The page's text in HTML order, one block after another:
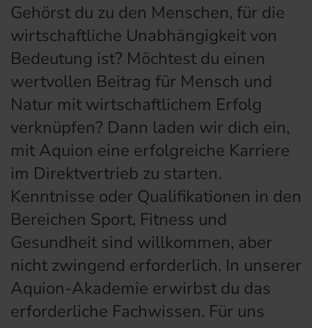
Gehörst du zu den Menschen, für die
wirtschaftliche Unabhängigkeit von
Bedeutung ist? Möchtest du einen
wertvollen Beitrag für Mensch und
Natur mit wirtschaftlichem Erfolg
verknüpfen? Dann laden wir dich ein,
mit Aquion eine erfolgreiche Karriere
im Direktvertrieb zu starten.
Kenntnisse oder Qualifikationen in den
Bereichen Sport, Fitness und
Gesundheit sind willkommen, aber
nicht zwingend erforderlich. In unserer
Aquion-Akademie erwirbst du das
erforderliche Fachwissen. Für uns